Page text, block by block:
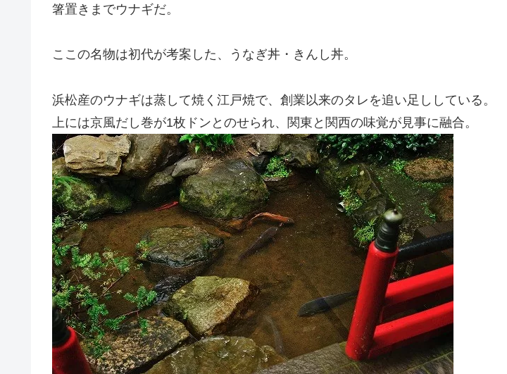
箸置きまでウナギだ。
ここの名物は初代が考案した、うなぎ丼・きんし丼。
浜松産のウナギは蒸して焼く江戸焼で、創業以来のタレを追い足ししている。
上には京風だし巻が1枚ドンとのせられ、関東と関西の味覚が見事に融合。